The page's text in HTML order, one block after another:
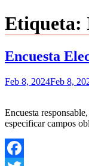
Etiqueta:
Encuesta
Feb 8, 2024Feb 8,
Encuesta
especificar campos